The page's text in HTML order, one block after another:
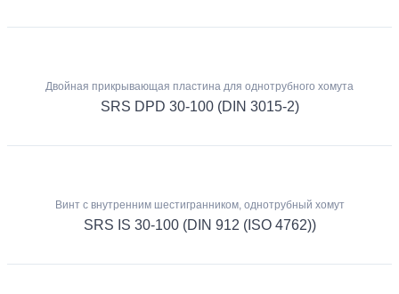
Двойная прикрывающая пластина для однотрубного хомута
SRS DPD 30-100 (DIN 3015-2)
Винт с внутренним шестигранником, однотрубный хомут
SRS IS 30-100 (DIN 912 (ISO 4762))